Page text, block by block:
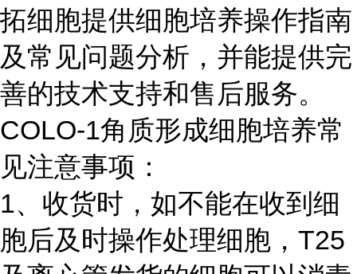
拓细胞提供细胞培养操作指南
及常见问题分析，并能提供完
善的技术支持和售后服务。
COLO-1角质形成细胞培养常
见注意事项：
1、收货时，如不能在收到细
胞后及时操作处理细胞，T25